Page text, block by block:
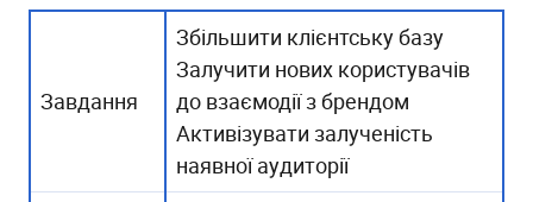
Реалізація проєкту
Як ігрові механіки посилили Retention-канал?
Механіка гейміфікації
Завдання
Збільшити клієнтську базу
Залучити нових користувачів
до взаємодії з брендом
Активізувати залученість
наявної аудиторії